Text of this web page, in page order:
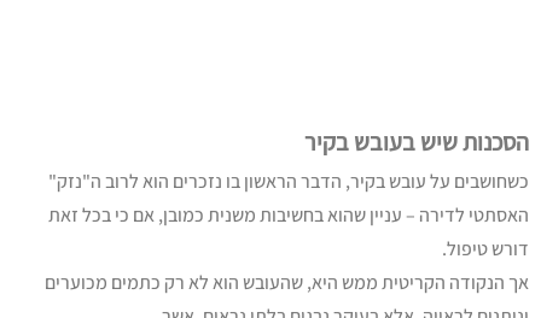
הסכנות שיש בעובש בקיר
כשחושבים על עובש בקיר, הדבר הראשון בו נזכרים הוא לרוב ה"נזק"
האסתטי לדירה – עניין שהוא בחשיבות משנית כמובן, אם כי בכל זאת
דורש טיפול.
אך הנקודה הקריטית ממש היא, שהעובש הוא לא רק כתמים מכוערים